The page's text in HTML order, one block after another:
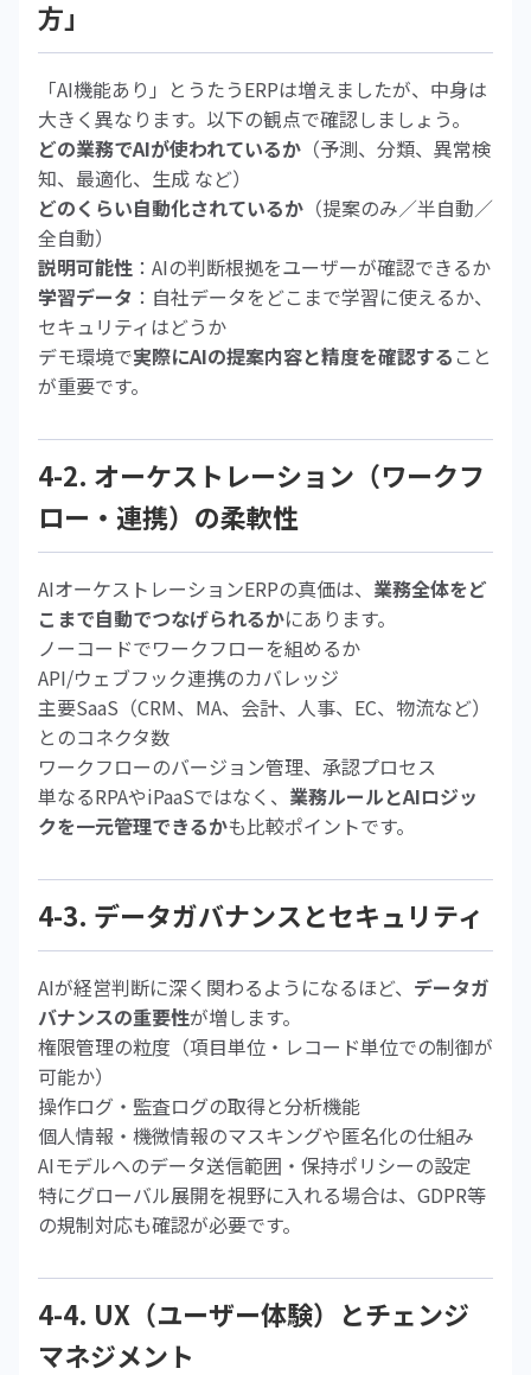
方」
「AI機能あり」とうたうERPは増えましたが、中身は
大きく異なります。以下の観点で確認しましょう。
どの業務でAIが使われているか （予測、分類、異常検
知、最適化、生成 など）
どのくらい自動化されているか （提案のみ／半自動／
全自動）
説明可能性 ：AIの判断根拠をユーザーが確認できるか
学習データ ：自社データをどこまで学習に使えるか、
セキュリティはどうか
デモ環境で実際にAIの提案内容と精度を確認する こと
が重要です。
4-2. オーケストレーション（ワークフ
ロー・連携）の柔軟性
AIオーケストレーションERPの真価は、 業務全体をど
こまで自動でつなげられるかにあります。
ノーコードでワークフローを組めるか
API/ウェブフック連携のカバレッジ
主要SaaS（CRM、MA、会計、人事、EC、物流など）
とのコネクタ数
ワークフローのバージョン管理、承認プロセス
単なるRPAやiPaaSではなく、 業務ルールとAIロジッ
クを一元管理できるかも比較ポイントです。
4-3. データガバナンスとセキュリティ
AIが経営判断に深く関わるようになるほど、 データガ
バナンスの重要性が増します。
権限管理の粒度（項目単位・レコード単位での制御が
可能か）
操作ログ・監査ログの取得と分析機能
個人情報・機微情報のマスキングや匿名化の仕組み
AIモデルへのデータ送信範囲・保持ポリシーの設定
特にグローバル展開を視野に入れる場合は、GDPR等
の規制対応も確認が必要です。
4-4. UX（ユーザー体験）とチェンジ
マネジメント